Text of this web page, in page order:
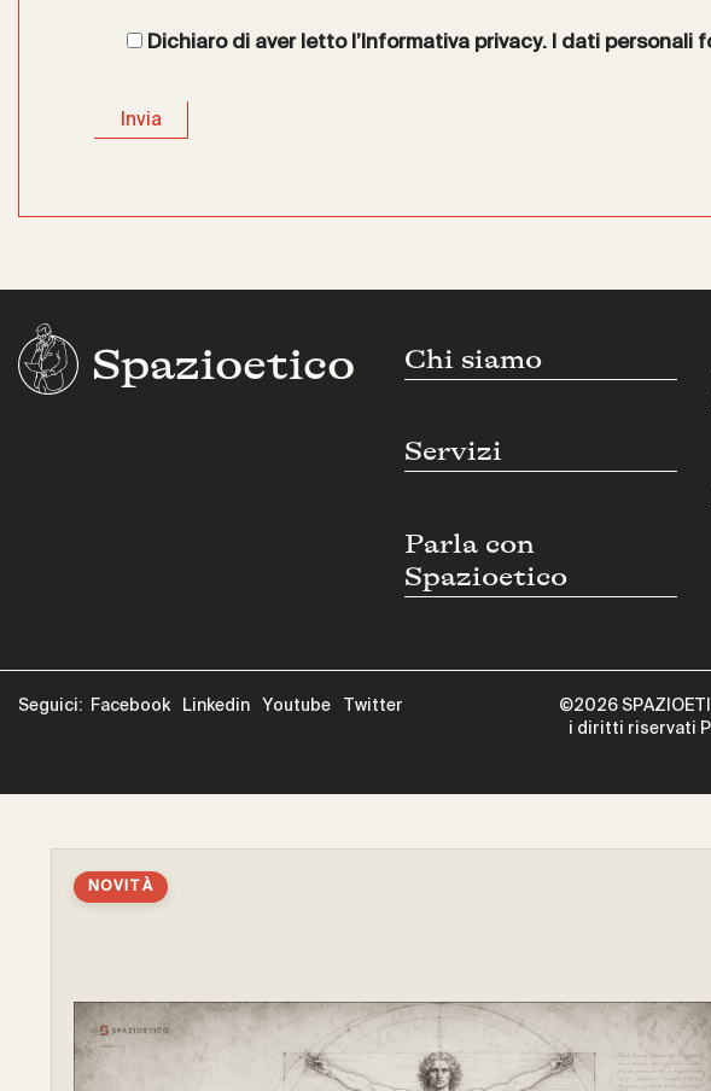
Dichiaro di aver letto l’Informativa privacy. I dati personali
Spazioetico Chi siamo
Servizi
Parla con
Spazioetico
Seguici: Facebook Linkedin Youtube Twitter
©2026
i diritti riservati
NOVITÀ